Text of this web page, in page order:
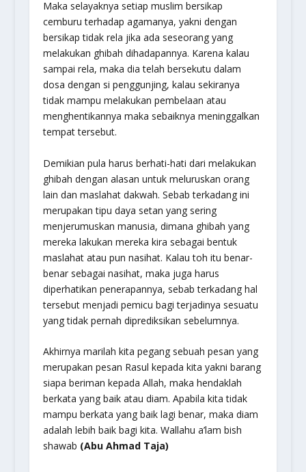
Maka selayaknya setiap muslim bersikap
cemburu terhadap agamanya, yakni dengan
bersikap tidak rela jika ada seseorang yang
melakukan ghibah dihadapannya. Karena kalau
sampai rela, maka dia telah bersekutu dalam
dosa dengan si penggunjing, kalau sekiranya
tidak mampu melakukan pembelaan atau
menghentikannya maka sebaiknya meninggalkan
tempat tersebut.
Demikian pula harus berhati-hati dari melakukan
ghibah dengan alasan untuk meluruskan orang
lain dan maslahat dakwah. Sebab terkadang ini
merupakan tipu daya setan yang sering
menjerumuskan manusia, dimana ghibah yang
mereka lakukan mereka kira sebagai bentuk
maslahat atau pun nasihat. Kalau toh itu benar-
benar sebagai nasihat, maka juga harus
diperhatikan penerapannya, sebab terkadang hal
tersebut menjadi pemicu bagi terjadinya sesuatu
yang tidak pernah diprediksikan sebelumnya.
Akhirnya marilah kita pegang sebuah pesan yang
merupakan pesan Rasul kepada kita yakni barang
siapa beriman kepada Allah, maka hendaklah
berkata yang baik atau diam. Apabila kita tidak
mampu berkata yang baik lagi benar, maka diam
adalah lebih baik bagi kita. Wallahu a’lam bish
shawab (Abu Ahmad Taja)